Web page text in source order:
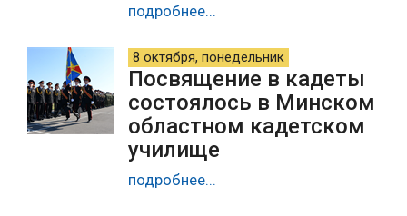
подробнее...
8 октября, понедельник
Посвящение в кадеты
состоялось в Минском
областном кадетском
училище
подробнее...